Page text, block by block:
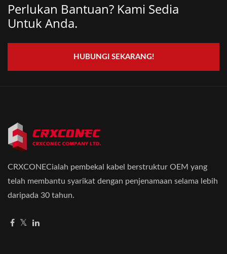
Perlukan Bantuan? Kami Sedia
Untuk Anda.
HUBUNGI SEKARANG!
CRXCONECialah pembekal kabel berstruktur OEM yang
telah membantu syarikat dengan penjenamaan selama lebih
daripada 30 tahun.